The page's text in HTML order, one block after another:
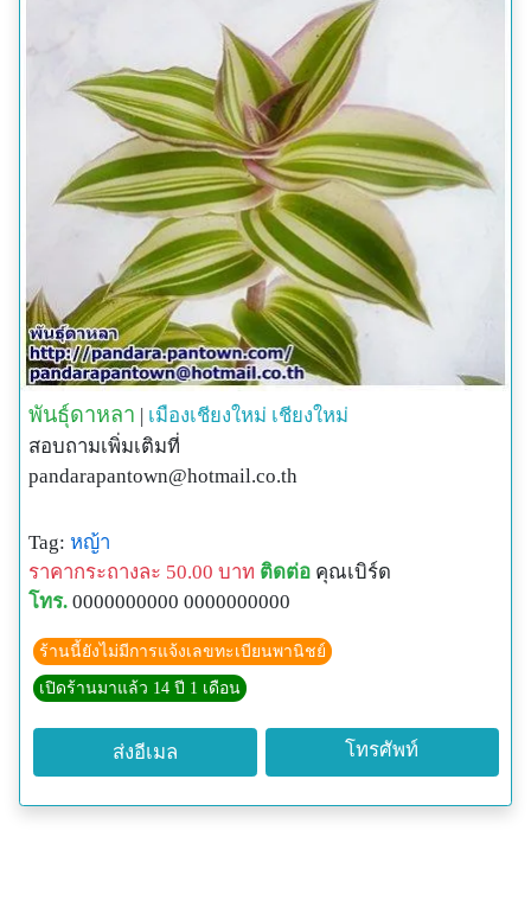
พันธุ์ดาหลา | เมืองเชียงใหม่ เชียงใหม่
สอบถามเพิ่มเติมที่
pandarapantown@hotmail.co.th
Tag: หญ้า
ราคากระถางละ 50.00 บาท ติดต่อ คุณเบิร์ด
โทร. 0000000000 0000000000
ร้านนี้ยังไม่มีการแจ้งเลขทะเบียนพานิชย์
เปิดร้านมาแล้ว 14 ปี 1 เดือน
ส่งอีเมล โทรศัพท์